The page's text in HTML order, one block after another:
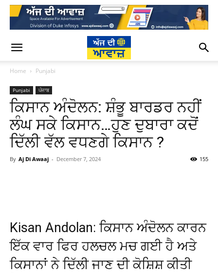
Home Punjabi
Punjabi ਪੰਜਾਬ
ਕਿਸਾਨ ਅੰਦੋਲਨ: ਸ਼ੰਭੂ ਬਾਰਡਰ ਨਹੀਂ
ਲੰਘ ਸਕੇ ਕਿਸਾਨ…ਹੁਣ ਦੁਬਾਰਾ ਕਦੋਂ
ਦਿੱਲੀ ਵੱਲ ਵਧਣਗੇ ਕਿਸਾਨ ?
By Aj Di Awaaj - December 7, 2024 155
Kisan Andolan: ਕਿਸਾਨ ਅੰਦੋਲਨ ਕਾਰਨ
ਇੱਕ ਵਾਰ ਫਿਰ ਹਲਚਲ ਮਚ ਗਈ ਹੈ ਅਤੇ
ਕਿਸਾਨਾਂ ਨੇ ਦਿੱਲੀ ਜਾਣ ਦੀ ਕੋਸ਼ਿਸ਼ ਕੀਤੀ